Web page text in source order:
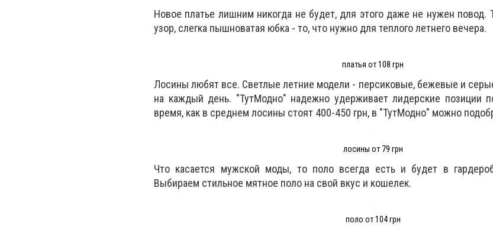
Новое платье лишним никогда не будет, для этого даже не нужен повод.
узор, слегка пышноватая юбка - то, что нужно для теплого летнего вечера.
платья от 108 грн
Лосины любят все. Светлые летние модели - персиковые, бежевые и
на каждый день. "ТутМодно" надежно удерживает лидерские позиции
время, как в среднем лосины стоят 400-450 грн, в "ТутМодно" можно
лосины от 79 грн
Что касается мужской моды, то поло всегда есть и будет в
Выбираем стильное мятное поло на свой вкус и кошелек.
поло от 104 грн